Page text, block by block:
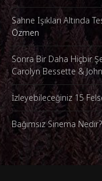
Sahne Işıkları Altında
Özmen
Sonra Bir Daha Hiçbir
Carolyn Bessette &
İzleyebileceğiniz 15
Bağımsız Sinema Nedir?